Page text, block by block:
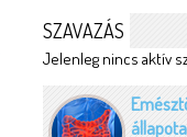
SZAVAZÁS
Jelenleg nincs aktív
állapota